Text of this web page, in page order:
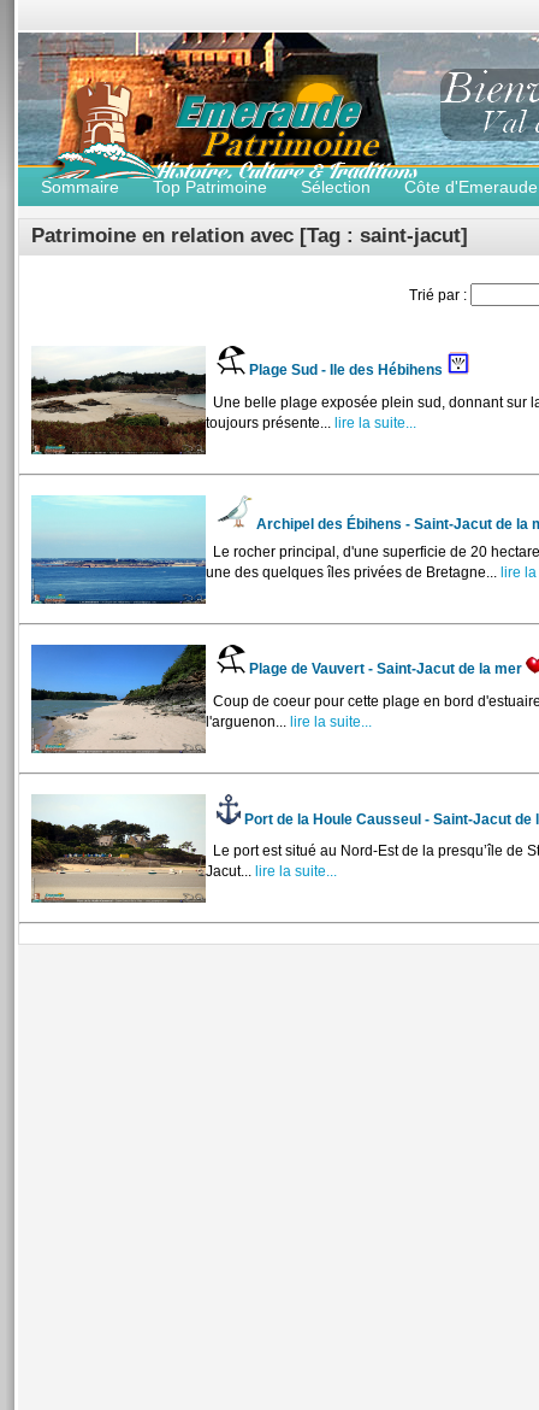
Sommaire Top Patrimoine Sélection Côte d'Emeraude
Patrimoine en relation avec [Tag : saint-jacut]
Trié par :
Plage Sud - Ile des Hébihens
Une belle plage exposée plein sud, donnant sur
toujours présente... lire la suite...
Archipel des Ébihens - Saint-Jacut de la
Le rocher principal, d'une superficie de 20
une des quelques îles privées de Bretagne... lire
Plage de Vauvert - Saint-Jacut de la mer
Coup de coeur pour cette plage en bord
l'arguenon... lire la suite...
Port de la Houle Causseul - Saint-Jacut de
Le port est situé au Nord-Est de la presqu’île de St
Jacut... lire la suite...